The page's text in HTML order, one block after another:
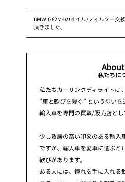
BMW G82M4のオイル/フィルター交
頂きました。
About
私たちに
私たちカーリンクディライトは、
”車と歓びを繋ぐ” という想いを
輸入車を専門の買取/販売店とし
少し敷居の高い印象のある輸入
ですが、輸入車を愛車に選ぶと
歓びがあります。
ある人には、憧れを手に入れる